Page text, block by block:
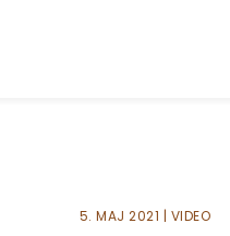
5. MAJ 2021 | VIDEO